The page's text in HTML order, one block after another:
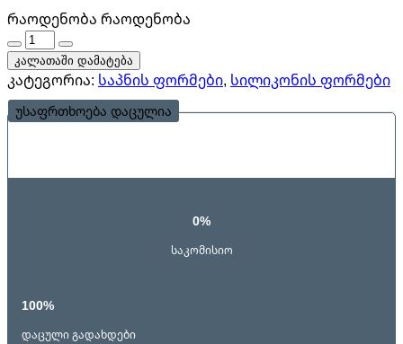
რაოდენობა რაოდენობა
კალათაში დამატება
კატეგორია: საპნის ფორმები, სილიკონის ფორმები
უსაფრთხოება დაცულია
0%
საკომისიო
100%
დაცული გადახდები